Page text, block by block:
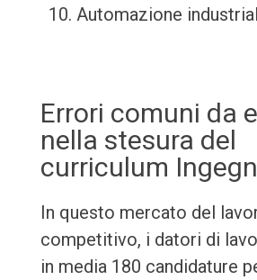
Automazione
Errori comuni da
nella stesura del
curriculum
In questo mercato del
competitivo, i datori di
in media 180 candidature